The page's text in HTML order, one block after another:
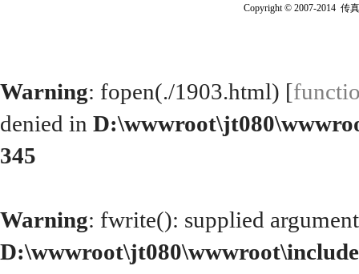
Copyright © 2007-2014 传
Warning: fopen(./1903.html) [
denied in
345
Warning: fwrite(): supplied